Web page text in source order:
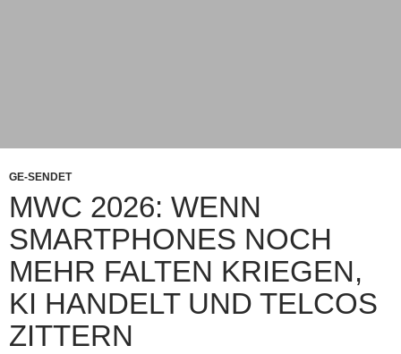
GE-SENDET
MWC 2026: WENN
SMARTPHONES NOCH
MEHR FALTEN KRIEGEN,
KI HANDELT UND TELCOS
ZITTERN